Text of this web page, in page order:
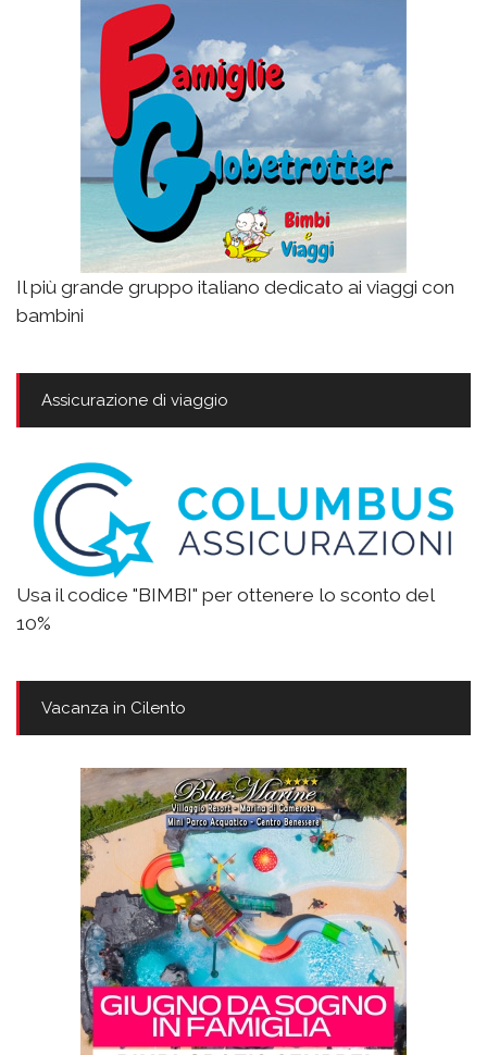
Il più grande gruppo italiano dedicato ai viaggi con
bambini
Assicurazione di viaggio
Usa il codice "BIMBI" per ottenere lo sconto del
10%
Vacanza in Cilento